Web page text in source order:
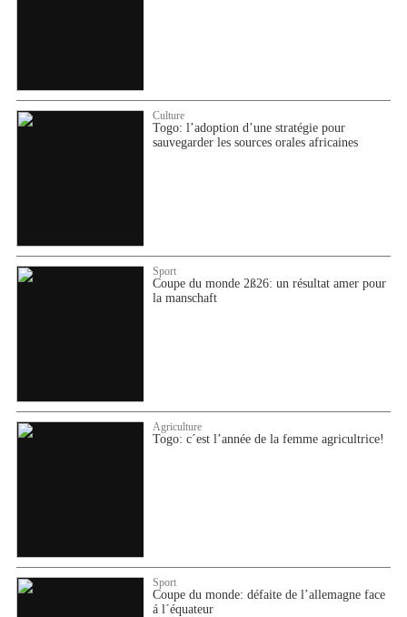
Culture
Togo: l’adoption d’une stratégie pour
sauvegarder les sources orales africaines
Sport
Coupe du monde 2ß26: un résultat amer pour
la manschaft
Agriculture
Togo: c´est l’année de la femme agricultrice!
Sport
Coupe du monde: défaite de l’allemagne face
á l´équateur